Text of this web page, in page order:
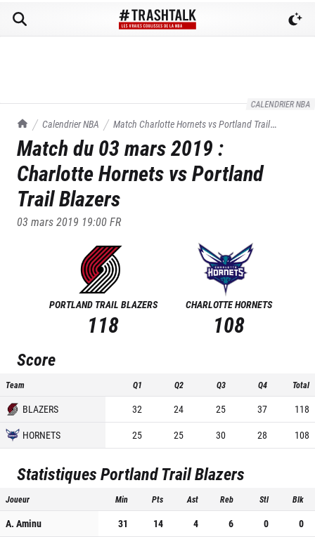
CALENDRIER NBA
TrashTalk Actu NBA
Calendrier NBA Match Charlotte Hornets vsPortland Trail
Blazers du 03/03/2019
Match du 03 mars 2019 :
Charlotte Hornets vsPortland
Trail Blazers
03 mars 2019 19:00FR
PORTLAND TRAIL BLAZERS
118
CHARLOTTE HORNETS
108
Score
Team Q1 Q2 Q3 Q4 Total
BLAZERS 32 24 25 37
118
HORNETS
25 25 30 28 108
StatistiquesPortland Trail Blazers
Joueur Min Pts Ast Reb Stl Blk
A. Aminu 31 14 4 6 0
0